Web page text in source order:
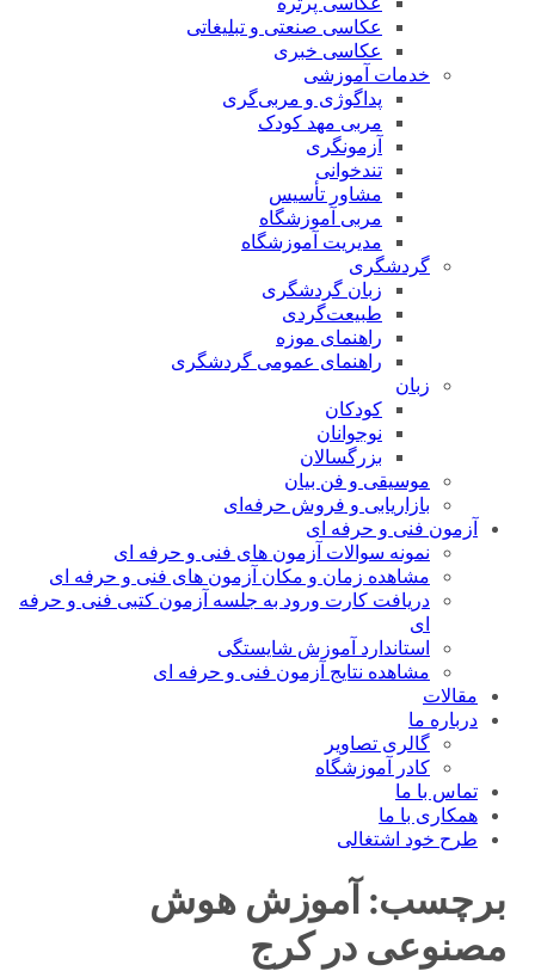
عکاسی صنعتی و تبلیغاتی
عکاسی خبری
خدمات آموزشی
پداگوژی و مربی‌گری
مربی مهد کودک
آزمونگری
تندخوانی
مشاور تأسیس
مربی آموزشگاه
مدیریت آموزشگاه
گردشگری
زبان گردشگری
طبیعت‌گردی
راهنمای موزه
راهنمای عمومی گردشگری
زبان
کودکان
نوجوانان
بزرگسالان
موسیقی و فن بیان
بازاریابی و فروش حرفه‌ای
آزمون فنی و حرفه ای
نمونه سوالات آزمون های فنی و حرفه ای
مشاهده زمان و مکان آزمون های فنی و حرفه ای
دریافت کارت ورود به جلسه آزمون کتبی فنی و حرفه
ای
استاندارد آموزش شایستگی
مشاهده نتایج آزمون فنی و حرفه ای
مقالات
درباره ما
گالری تصاویر
کادر آموزشگاه
تماس با ما
همکاری با ما
طرح خود اشتغالی
برچسب: آموزش هوش
مصنوعی در کرج